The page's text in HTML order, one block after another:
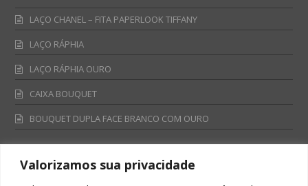
Valorizamos sua privacidade
LAÇO CHANEL – FITA PAPERLOOK TIFFANY
LAÇO RÁPHIA
LAÇO RÁPHIA OURO
CAIXA BOUQUET
BOUQUET DUPLA FACE BRANCO COM OURO
Fale Conosco